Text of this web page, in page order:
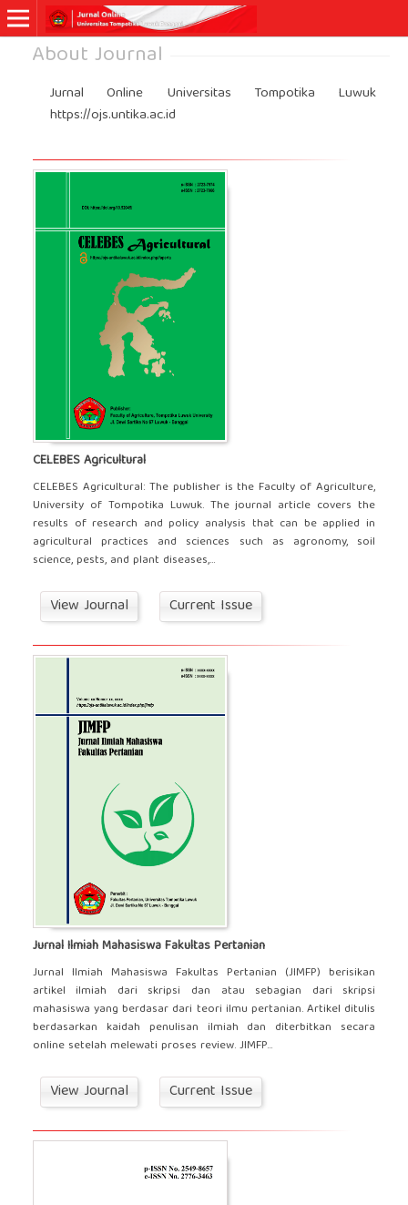
About Journal
Jurnal Online Universitas Tompotika Luwuk
https://ojs.untika.ac.id
CELEBES Agricultural
CELEBES Agricultural: The publisher is the Faculty of Agriculture,
University of Tompotika Luwuk. The journal article covers the
results of research and policy analysis that can be applied in
agricultural practices and sciences such as agronomy, soil
science, pests, and plant diseases,...
View Journal Current Issue
Jurnal Ilmiah Mahasiswa Fakultas Pertanian
Jurnal Ilmiah Mahasiswa Fakultas Pertanian (JIMFP) berisikan
artikel ilmiah dari skripsi dan atau sebagian dari skripsi
mahasiswa yang berdasar dari teori ilmu pertanian. Artikel ditulis
berdasarkan kaidah penulisan ilmiah dan diterbitkan secara
online setelah melewati proses review. JIMFP...
View Journal Current Issue